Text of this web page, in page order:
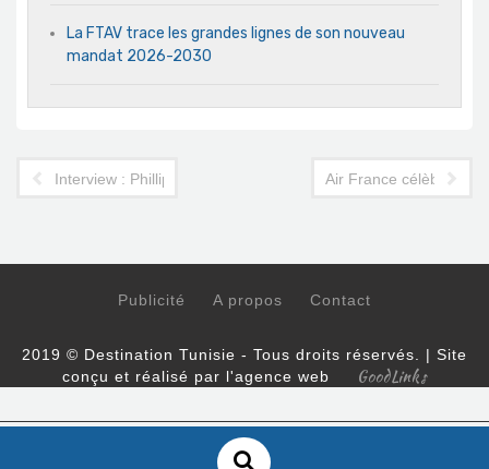
La FTAV trace les grandes lignes de son nouveau
mandat 2026-2030
Interview : Phillip Iveson, Director of Accommodation Product
Air France célèbre les
Publicité A propos Contact
2019 © Destination Tunisie - Tous droits réservés. | Site
conçu et réalisé par l'agence web
GoodLinks